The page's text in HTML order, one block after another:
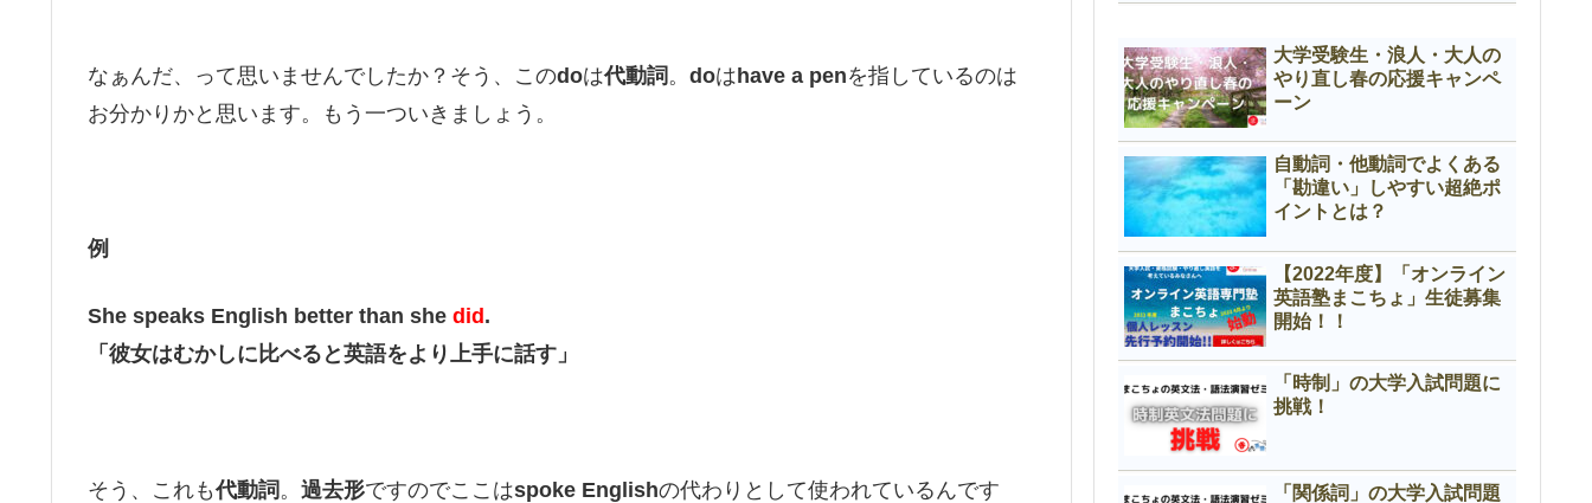
なぁんだ、って思いませんでしたか？そう、このdoは代動詞 。 doはhave a penを指しているのは
お分かりかと思います。もう一ついきましょう。
例
She speaks English better than she did .
「彼女はむかしに比べると英語をより上手に話す」
そう、これも代動詞 。 過去形ですのでここはspoke Englishの代わりとして使われているんです
大学受験生・浪人・大人の
やり直し春の応援キャンペ
ーン
自動詞・他動詞でよくある
「勘違い」しやすい超絶ポ
イントとは？
【2022年度】「オンライン
英語塾まこちょ」生徒募集
開始！！
「時制」の大学入試問題に
挑戦！
「関係詞」の大学入試問題